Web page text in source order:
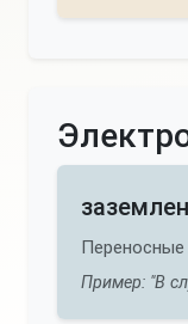
Переносные
Пример: "В